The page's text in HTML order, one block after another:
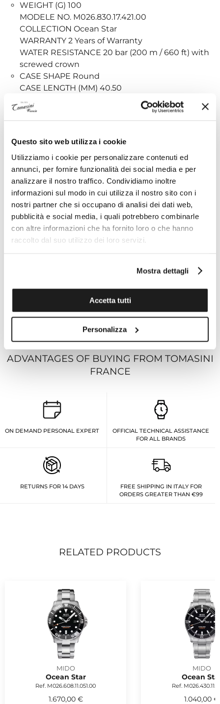
Questo sito web utilizza i cookie
Utilizziamo i cookie per personalizzare contenuti ed
annunci, per fornire funzionalità dei social media e per
analizzare il nostro traffico. Condividiamo inoltre
informazioni sul modo in cui utilizza il nostro sito con i
nostri partner che si occupano di analisi dei dati web,
pubblicità e social media, i quali potrebbero combinarle
con altre informazioni che ha fornito loro o che hanno
raccolto dal suo utilizzo dei loro servizi.
Mostra dettagli
Accetta tutti
Personalizza
WEIGHT (G) 100
MODELE NO. M026.830.17.421.00
COLLECTION Ocean Star
WARRANTY 2 Years of Warranty
WATER RESISTANCE 20 bar (200 m / 660 ft) with
screwed crown
CASE SHAPE Round
CASE LENGTH (MM) 40.50
WIDTH (MM) 40.50
AVERAGE THICKNESS (MM) 13.4
CRYSTAL Sapphire crystal
CASE OPTIONS Screw-down crown
DIAL COLOR Red gradient
INDEXES Indexes
FUNCTIONS Date, Day
POWER RESERVE Power reserve up to 80 hours
MOVEMENT Mido Automatic ETA
STRAP/CHAIN REFERENCE M603018382
STRAP DETAILS Rubber
Technical specifications
ADVANTAGES OF BUYING FROM TOMASINI
FRANCE
ON DEMAND PERSONAL EXPERT
OFFICIAL TECHNICAL ASSISTANCE
FOR ALL BRANDS
RETURNS FOR 14 DAYS
FREE SHIPPING IN ITALY FOR
ORDERS GREATER THAN €99
RELATED PRODUCTS
MIDO
Ocean Star
Ref. M026.608.11.051.00
1.670,00 €
MIDO
Ocean
Ref.
1.040,00 €